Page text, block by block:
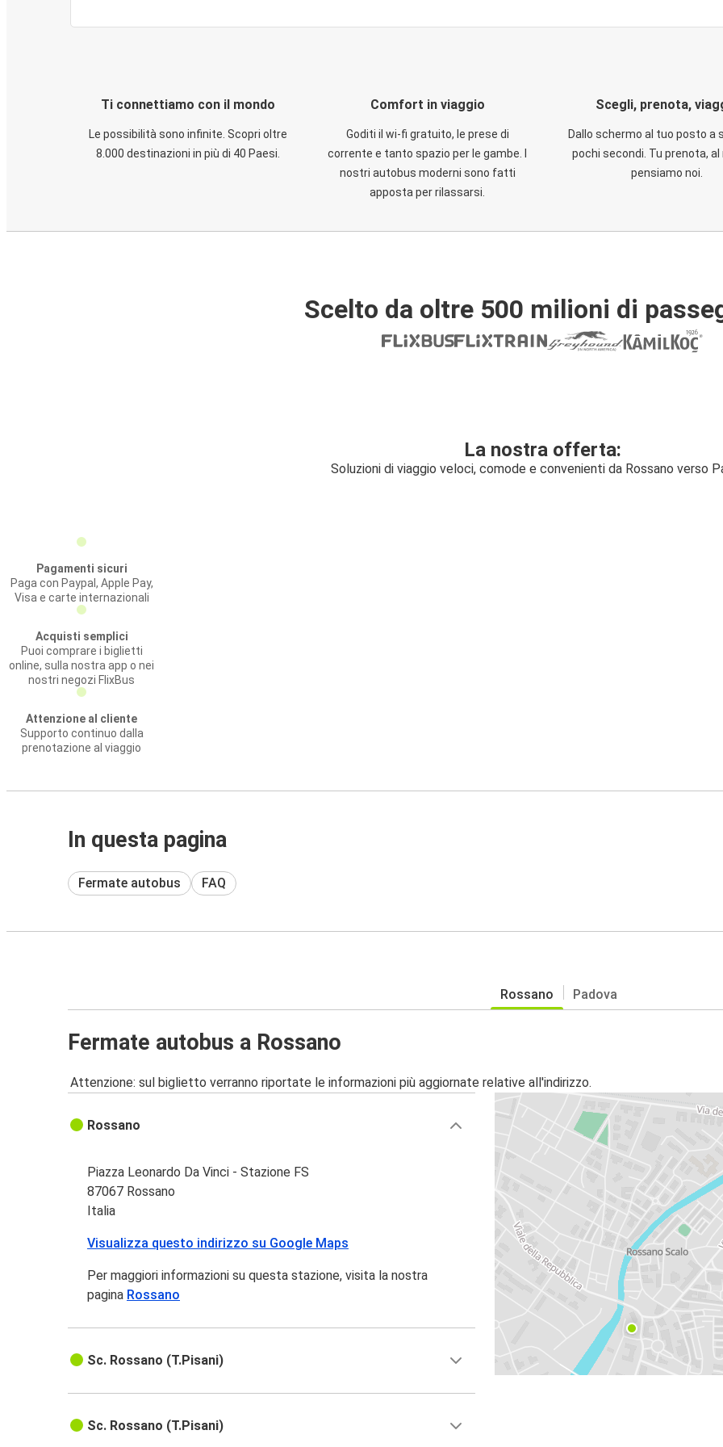
Ti connettiamo con il mondo
Le possibilità sono infinite. Scopri oltre
8.000 destinazioni in più di 40 Paesi.
Comfort in viaggio
Goditi il wi-fi gratuito, le prese di
corrente e tanto spazio per le gambe. I
nostri autobus moderni sono fatti
apposta per rilassarsi.
Scegli, prenota,
Dallo schermo al tuo posto a
pochi secondi. Tu prenota,
pensiamo noi.
Scelto da oltre 500 milioni di
La nostra offerta:
Soluzioni di viaggio veloci, comode e convenienti da Rossano verso
Pagamenti sicuri
Paga con Paypal, Apple Pay,
Visa e carte internazionali
Acquisti semplici
Puoi comprare i biglietti
online, sulla nostra app o nei
nostri negozi FlixBus
Attenzione al cliente
Supporto continuo dalla
prenotazione al viaggio
In questa pagina
Fermate autobus FAQ
Rossano Padova
Fermate autobus a Rossano
Attenzione: sul biglietto verranno riportate le informazioni più aggiornate relative all'indirizzo.
Rossano
Piazza Leonardo Da Vinci - Stazione FS
87067 Rossano
Italia
Visualizza questo indirizzo su Google Maps
Per maggiori informazioni su questa stazione, visita la nostra
pagina Rossano
Sc. Rossano (T.Pisani)
Sc. Rossano (T.Pisani)